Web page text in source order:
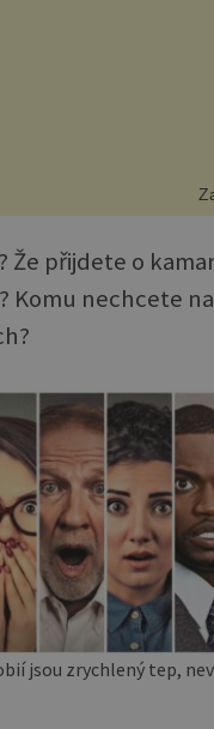
Že přijdete o
Komu nechcete
jsou zrychlený tep,